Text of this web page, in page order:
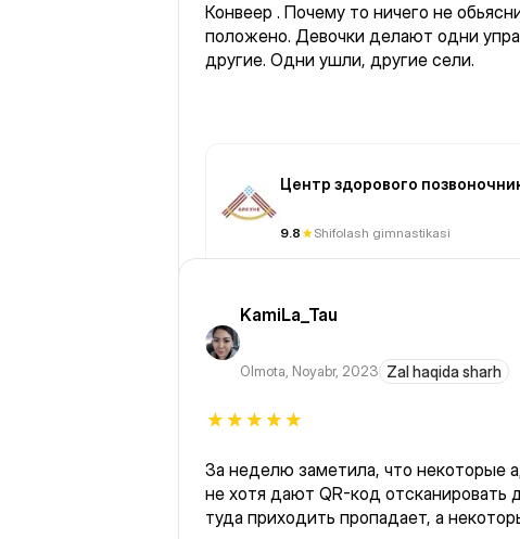
Конвеер . Почему то ничего не
положено. Девочки делают одни
другие. Одни ушли, другие сели.
Центр здорового
9.8 Shifolash gimnastikasi
KamiLa_Tau
Olmota, Noyabr, 2023 Zal haqida sharh
За неделю заметила, что некоторые
не хотя дают QR-код отсканировать
туда приходить пропадает, а